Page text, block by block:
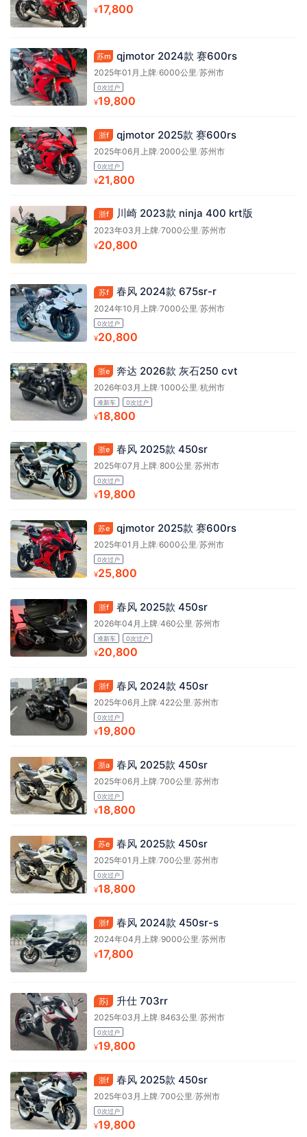
¥17,800
苏m qjmotor 2024款 赛600rs
2025年01月上牌/6000公里 /苏州市
0次过户
¥19,800
浙f qjmotor 2025款 赛600rs
2025年06月上牌/2000公里 /苏州市
0次过户
¥21,800
浙f 川崎 2023款 ninja 400 krt版
2023年03月上牌/7000公里 /苏州市
¥20,800
苏f 春风 2024款 675sr-r
2024年10月上牌/7000公里 /苏州市
0次过户
¥20,800
浙e 奔达 2026款 灰石250 cvt
2026年03月上牌/1000公里 /杭州市
准新车 0次过户
¥18,800
浙e 春风 2025款 450sr
2025年07月上牌/800公里/苏州市
0次过户
¥19,800
苏e qjmotor 2025款 赛600rs
2025年01月上牌/6000公里/苏州市
0次过户
¥25,800
浙f 春风 2025款 450sr
2026年04月上牌/460公里/苏州市
准新车 0次过户
¥20,800
浙f 春风 2024款 450sr
2025年06月上牌/422公里/苏州市
0次过户
¥19,800
浙a 春风 2025款 450sr
2025年06月上牌/700公里/苏州市
0次过户
¥18,800
苏e 春风 2025款 450sr
2025年01月上牌/700公里/苏州市
0次过户
¥18,800
浙f 春风 2024款 450sr-s
2024年04月上牌/9000公里 /苏州市
¥17,800
苏j 升仕 703rr
2025年03月上牌/8463公里 /苏州市
0次过户
¥19,800
浙f 春风 2025款 450sr
2025年03月上牌/700公里 /苏州市
0次过户
¥19,800